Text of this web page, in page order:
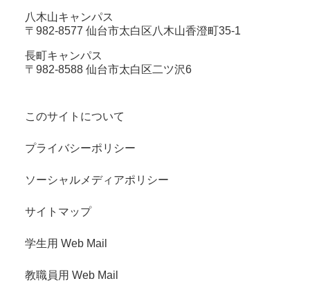
八木山キャンパス
〒982-8577 仙台市太白区八木山香澄町35-1
長町キャンパス
〒982-8588 仙台市太白区二ツ沢6
このサイトについて
プライバシーポリシー
ソーシャルメディアポリシー
サイトマップ
学生用 Web Mail
教職員用 Web Mail